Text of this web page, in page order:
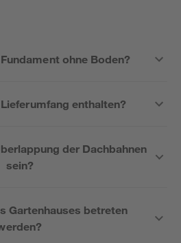
ohne Boden?
enthalten?
der Dachbahnen
sein?
Gartenhauses betreten